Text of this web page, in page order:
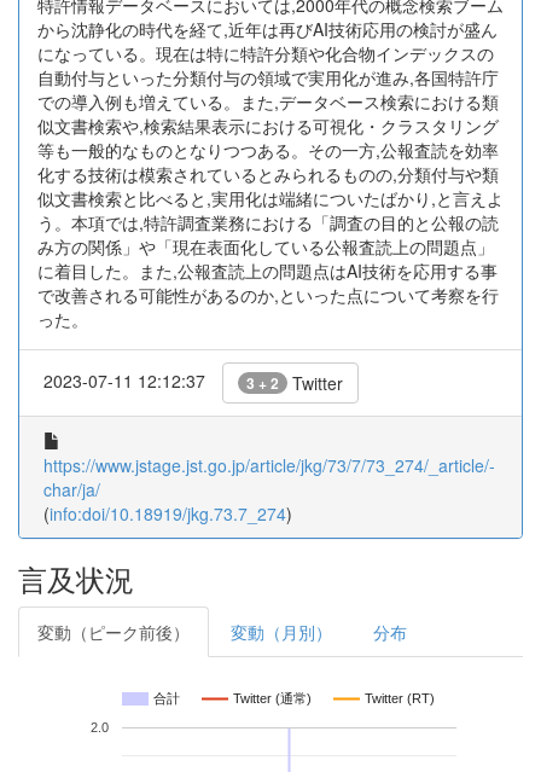
特許情報データベースにおいては,2000年代の概念検索ブーム
から沈静化の時代を経て,近年は再びAI技術応用の検討が盛ん
になっている。現在は特に特許分類や化合物インデックスの
自動付与といった分類付与の領域で実用化が進み,各国特許庁
での導入例も増えている。また,データベース検索における類
似文書検索や,検索結果表示における可視化・クラスタリング
等も一般的なものとなりつつある。その一方,公報査読を効率
化する技術は模索されているとみられるものの,分類付与や類
似文書検索と比べると,実用化は端緒についたばかり,と言えよ
う。本項では,特許調査業務における「調査の目的と公報の読
み方の関係」や「現在表面化している公報査読上の問題点」
に着目した。また,公報査読上の問題点はAI技術を応用する事
で改善される可能性があるのか,といった点について考察を行
った。
2023-07-11 12:12:37 3 + 2 Twitter
https://www.jstage.jst.go.jp/article/jkg/73/7/73_274/_article/-
char/ja/
(info:doi/10.18919/jkg.73.7_274)
言及状況
変動（ピーク前後） 変動（月別） 分布
合計 Twitter (通常) Twitter (RT)
2.0